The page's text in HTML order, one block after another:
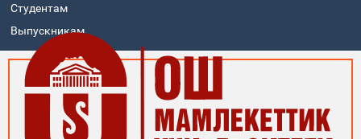
Студентам
Выпускникам